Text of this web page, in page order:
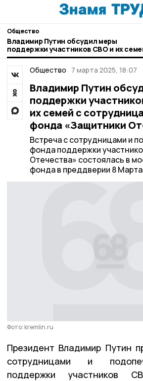
Общество
Владимир Путин обсудил меры
поддержки участников СВО и их
сотрудницами фонда «Защитники
Отечества»
Общество 7 марта 2025, 18:07
Владимир Путин
поддержки
их семей с
фонда «Защитники
Встреча с сотрудницами и
фонда поддержки
Отечества» состоялась в
фонда в преддверии 8
Фото: kremlin.ru
Президент Владимир Путин
сотрудницами и
поддержки участников